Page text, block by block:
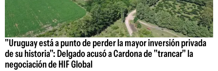
"Uruguay está a punto de perder la mayor inversión privada
de su historia": Delgado acusó a Cardona de "trancar" la
negociación de HIF Global